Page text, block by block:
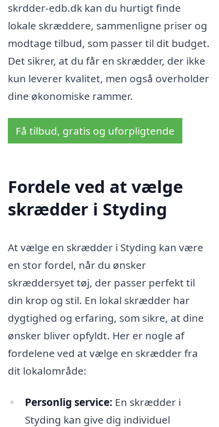
skrdder-edb.dk kan du hurtigt finde
lokale skræddere, sammenligne priser og
modtage tilbud, som passer til dit budget.
Det sikrer, at du får en skrædder, der ikke
kun leverer kvalitet, men også overholder
dine økonomiske rammer.
Få tilbud, gratis og uforpligtende
Fordele ved at vælge
skrædder i Styding
At vælge en skrædder i Styding kan være
en stor fordel, når du ønsker
skræddersyet tøj, der passer perfekt til
din krop og stil. En lokal skrædder har
dygtighed og erfaring, som sikre, at dine
ønsker bliver opfyldt. Her er nogle af
fordelene ved at vælge en skrædder fra
dit lokalområde:
Personlig service: En skrædder i
Styding kan give dig individuel